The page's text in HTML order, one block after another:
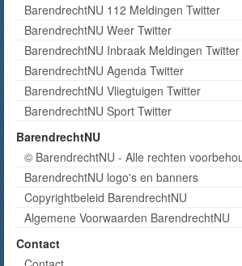
BarendrechtNU 112 Meldingen Twitter
BarendrechtNU Weer Twitter
BarendrechtNU Inbraak Meldingen Twitter
BarendrechtNU Agenda Twitter
BarendrechtNU Vliegtuigen Twitter
BarendrechtNU Sport Twitter
BarendrechtNU
© BarendrechtNU - Alle rechten
BarendrechtNU logo's en banners
Copyrightbeleid BarendrechtNU
Algemene Voorwaarden BarendrechtNU
Contact